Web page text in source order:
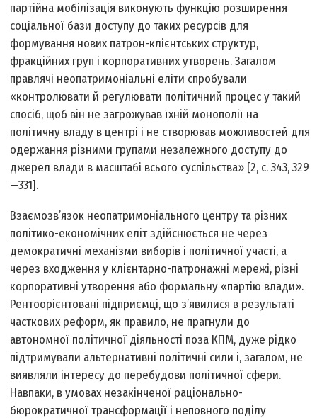
партійна мобілізація виконують функцію розширення
соціальної бази доступу до таких ресурсів для
формування нових патрон-клієнтських структур,
фракційних груп і корпоративних утворень. Загалом
правлячі неопатримоніальні еліти спробували
«контролювати й регулювати політичний процес у такий
спосіб, щоб він не загрожував їхній монополії на
політичну владу в центрі і не створював можливостей для
одержання різними групами незалежного доступу до
джерел влади в масштабі всього суспільства» [2, с. 343, 329
—331].
Взаємозв’язок неопатримоніального центру та різних
політико-економічних еліт здійснюється не через
демократичні механізми виборів і політичної участі, а
через входження у клієнтарно-патронажні мережі, різні
корпоративні утворення або формальну «партію влади».
Рентоорієнтовані підприємці, що з’явилися в результаті
часткових реформ, як правило, не прагнули до
автономної політичної діяльності поза КПМ, дуже рідко
підтримували альтернативні політичні сили і, загалом, не
виявляли інтересу до перебудови політичної сфери.
Навпаки, в умовах незакінченої раціонально-
бюрократичної трансформації і неповного поділу